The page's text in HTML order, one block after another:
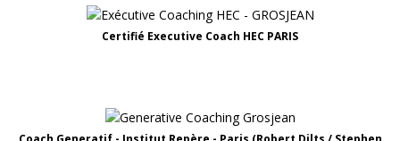
Certifié Executive Coach HEC PARIS